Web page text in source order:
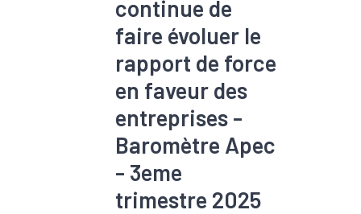
continue de
faire évoluer le
rapport de force
en faveur des
entreprises -
Baromètre Apec
- 3eme
trimestre 2025